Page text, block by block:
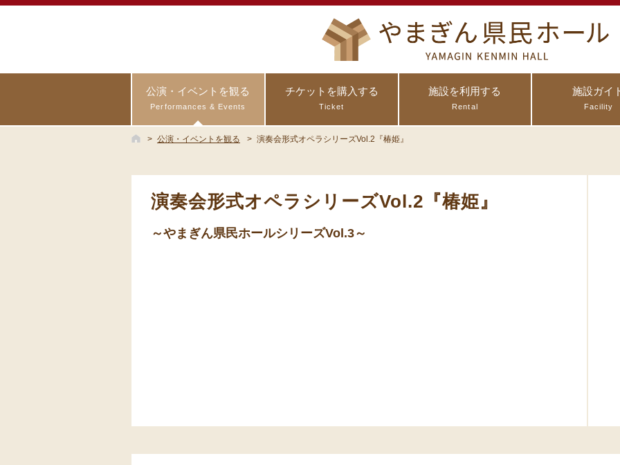
公演・イベントを観る
Performances & Events
チケットを購入する
Ticket
施設を利用する
Rental
施設ガイ
Facility
公演・イベントを観る 演奏会形式オペラシリーズVol.2『椿姫』
演奏会形式オペラシリーズVol.2『椿姫』
～やまぎん県民ホールシリーズVol.3～